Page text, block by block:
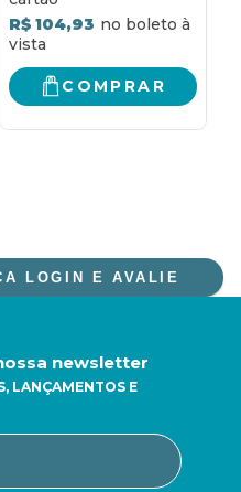
R$ 104,93
COMPRAR
LOGIN E AVALIE
newsletter
LANÇAMENTOS E